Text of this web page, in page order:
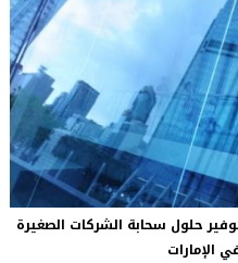
حلول سحابة الشركات الصغيرة
الإمارات